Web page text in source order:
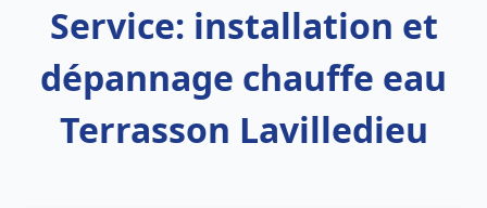
Service: installation et
dépannage chauffe eau
Terrasson Lavilledieu